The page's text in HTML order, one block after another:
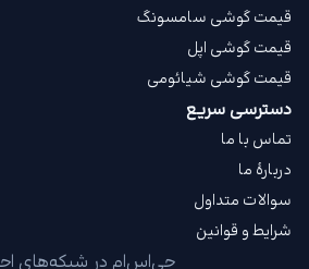
قیمت گوشی سامسونگ
قیمت گوشی اپل
قیمت گوشی شیائومی
دسترسی سریع
تماس با ما
دربارهٔ ما
سوالات متداول
شرایط و قوانین
جی‌اس‌ام در شبکه‌های